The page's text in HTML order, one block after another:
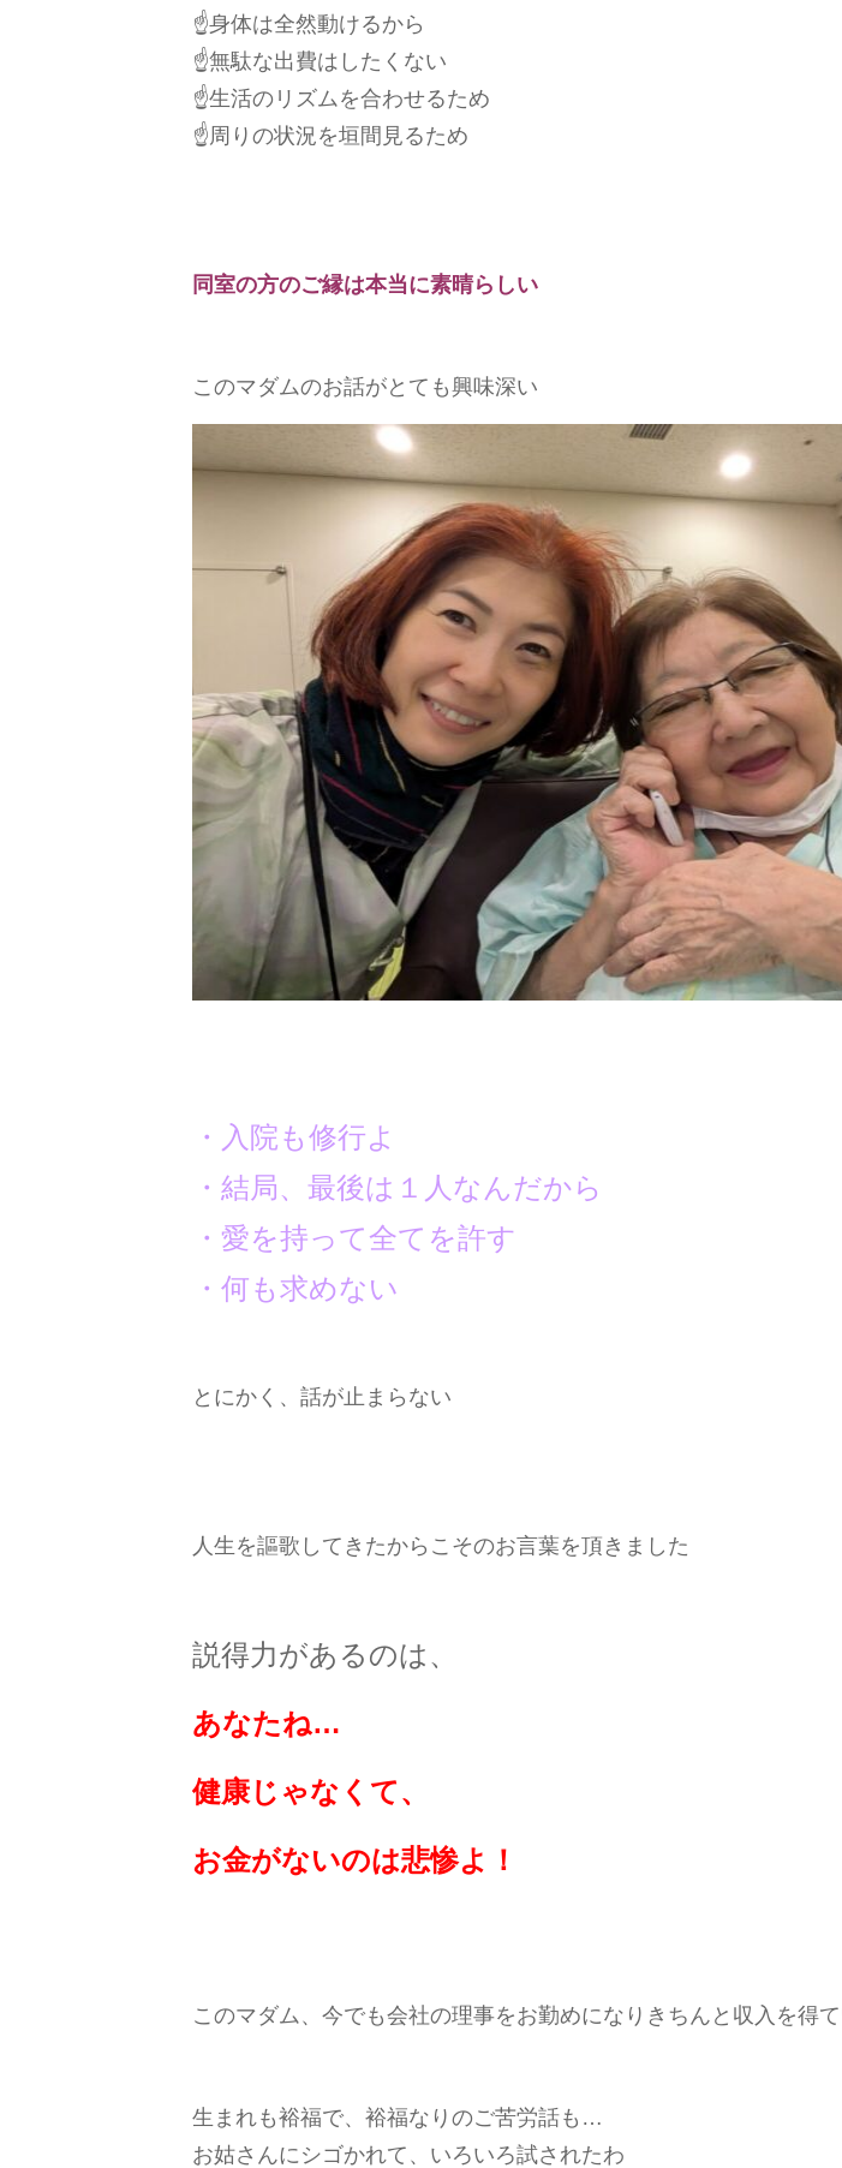
☝️身体は全然動けるから
☝️無駄な出費はしたくない
☝️生活のリズムを合わせるため
☝️周りの状況を垣間見るため
同室の方のご縁は本当に素晴らしい
このマダムのお話がとても興味深い
・入院も修行よ
・結局、最後は１人なんだから
・愛を持って全てを許す
・何も求めない
とにかく、話が止まらない
人生を謳歌してきたからこそのお言葉を頂きました
説得力があるのは、
あなたね…
健康じゃなくて、
お金がないのは悲惨よ！
このマダム、今でも会社の理事をお勤めになり きちんと収入を得
生まれも裕福で、裕福なりのご苦労話も…
お姑さんにシゴかれて、いろいろ試されたわ